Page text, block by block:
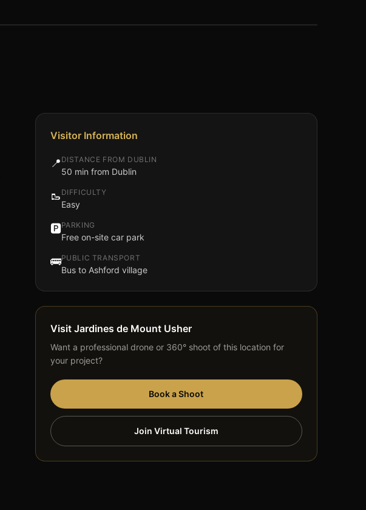
Visitor Information
📍 DISTANCE FROM DUBLIN
50 min from Dublin
🥾 DIFFICULTY
Easy
🅿️PARKING
Free on-site car park
🚌PUBLIC TRANSPORT
Bus to Ashford village
Visit Jardines de Mount Usher
Want a professional drone or 360° shoot of this location for
your project?
Book a Shoot
Join Virtual Tourism